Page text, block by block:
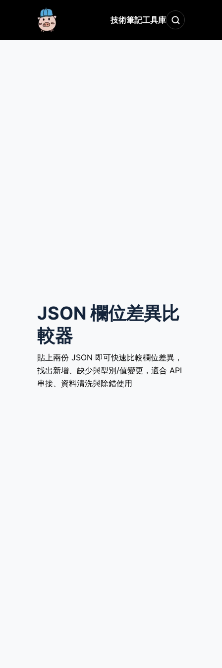
技術筆記工具庫
JSON 欄位差異比
較器
貼上兩份 JSON 即可快速比較欄位差異，
找出新增、缺少與型別/值變更，適合 API
串接、資料清洗與除錯使用